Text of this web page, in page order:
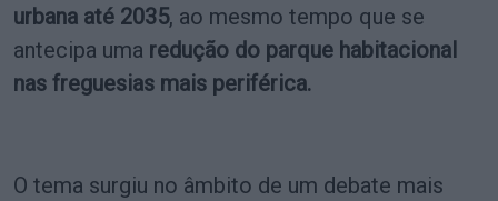
urbana até 2035, ao mesmo tempo que se
antecipa uma redução do parque habitacional
nas freguesias mais periférica.
O tema surgiu no âmbito de um debate mais